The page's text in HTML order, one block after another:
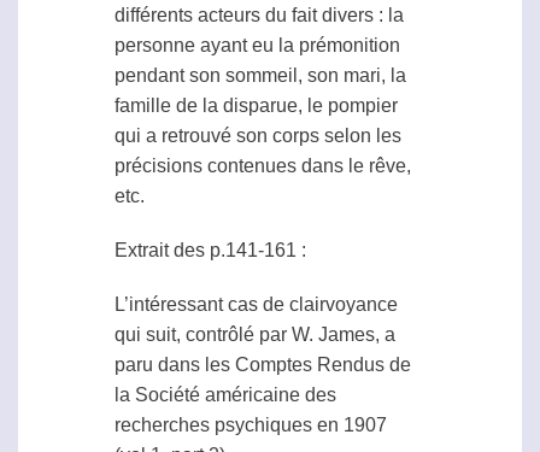
différents acteurs du fait divers : la
personne ayant eu la prémonition
pendant son sommeil, son mari, la
famille de la disparue, le pompier
qui a retrouvé son corps selon les
précisions contenues dans le rêve,
etc.
Extrait des p.141-161 :
L’intéressant cas de clairvoyance
qui suit, contrôlé par W. James, a
paru dans les Comptes Rendus de
la Société américaine des
recherches psychiques en 1907